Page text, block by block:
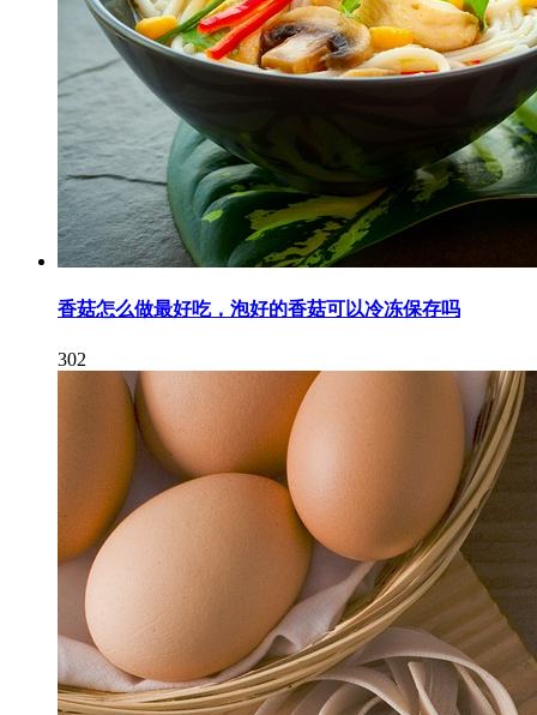
香菇怎么做最好吃，泡好的香菇可以冷冻保存吗
302